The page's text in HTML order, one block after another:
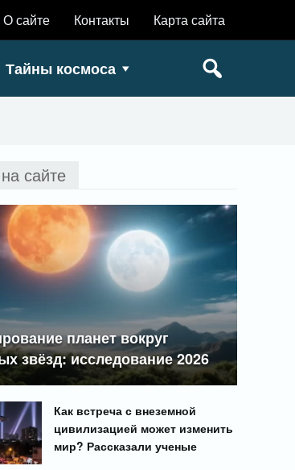
О сайте Контакты Карта сайта
Тайны космоса
сайте
планет вокруг
звёзд: исследование 2026
Как встреча с внеземной
цивилизацией может изменить
мир? Рассказали ученые